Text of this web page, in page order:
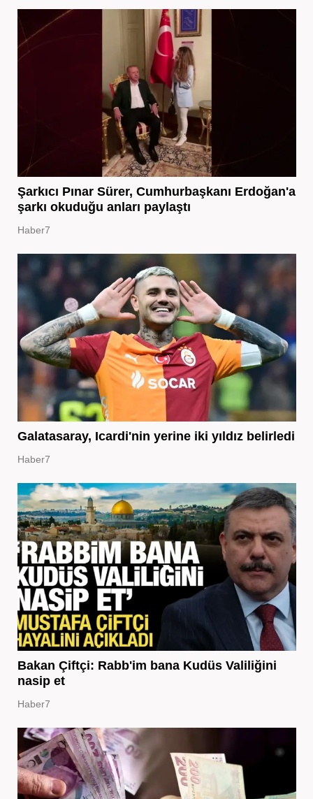
Şarkıcı Pınar Sürer, Cumhurbaşkanı Erdoğan'a
şarkı okuduğu anları paylaştı
Haber7
Galatasaray, Icardi'nin yerine iki yıldız belirledi
Haber7
Bakan Çiftçi: Rabb'im bana Kudüs Valiliğini
nasip et
Haber7